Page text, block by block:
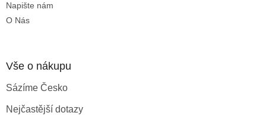
Napište nám
O Nás
Vše o nákupu
Sázíme Česko
Nejčastější dotazy